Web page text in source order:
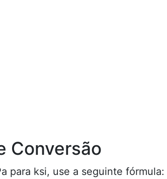
Conversão
para ksi, use a seguinte fórmula: